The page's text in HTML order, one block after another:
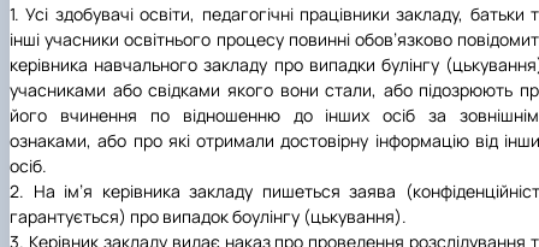
1. Усі здобувачі освіти, педагогічні працівники закладу, батьки
інші учасники освітнього процесу повинні обов’язково
керівника навчального закладу про випадки булінгу
учасниками або свідками якого вони стали, або підозрюють
його вчинення по відношенню до інших осіб за
ознаками, або про які отримали достовірну інформацію від
осіб.
2. На ім’я керівника закладу пишеться заява
гарантується) про випадок боулінгу (цькування).
3. Керівник закладу видає наказ про проведення розслідування